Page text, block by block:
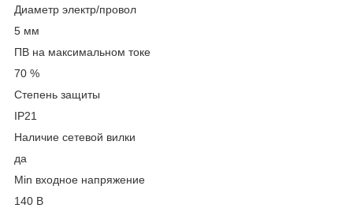
Диаметр электр/провол
5 мм
ПВ на максимальном токе
70 %
Степень защиты
IP21
Наличие сетевой вилки
да
Min входное напряжение
140 В